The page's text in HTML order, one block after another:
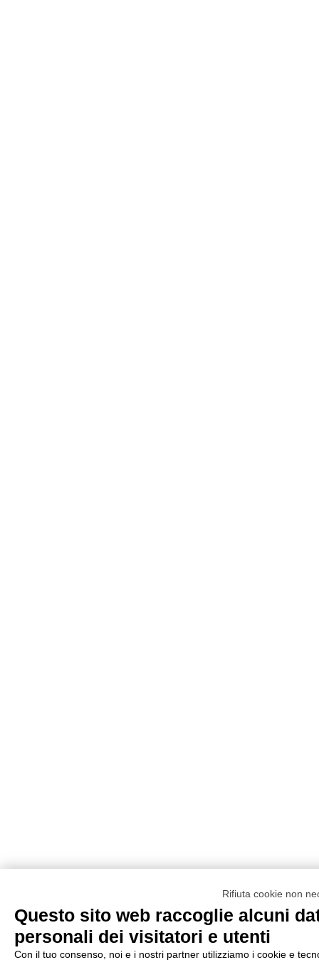
Rifiuta cookie non
Questo sito web raccoglie alcuni
personali dei visitatori e utenti
Con il tuo consenso, noi e i nostri partner utilizziamo i cookie e